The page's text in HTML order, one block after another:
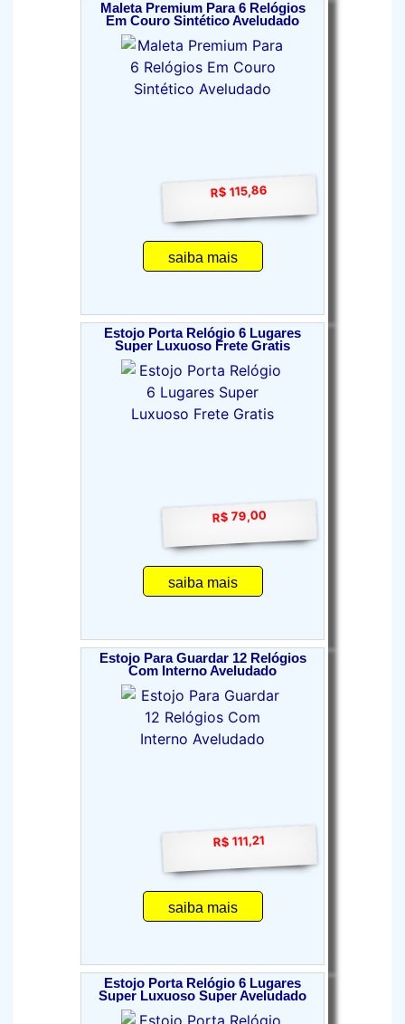
Maleta Premium Para 6 Relógios
Em Couro Sintético Aveludado
R$ 115,86
saiba mais
Estojo Porta Relógio 6 Lugares
Super Luxuoso Frete Gratis
R$ 79,00
saiba mais
Estojo Para Guardar 12 Relógios
Com Interno Aveludado
R$ 111,21
saiba mais
Estojo Porta Relógio 6 Lugares
Super Luxuoso Super Aveludado